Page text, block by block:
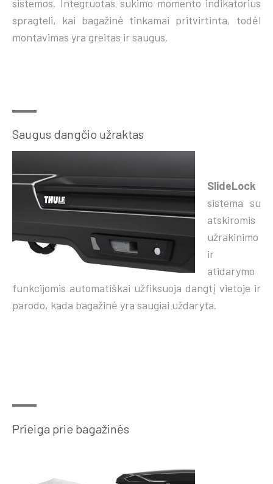
sistemos. Integruotas sukimo momento indikatorius
spragteli, kai bagažinė tinkamai pritvirtinta, todėl
montavimas yra greitas ir saugus.
Saugus dangčio užraktas
SlideLock
sistema su
atskiromis
užrakinimo
ir
atidarymo
funkcijomis automatiškai užfiksuoja dangtį vietoje ir
parodo, kada bagažinė yra saugiai uždaryta.
Prieiga prie bagažinės